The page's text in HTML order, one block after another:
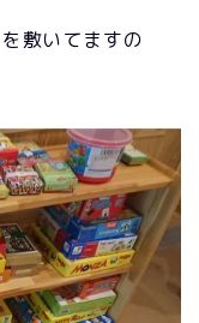
敷いてますの